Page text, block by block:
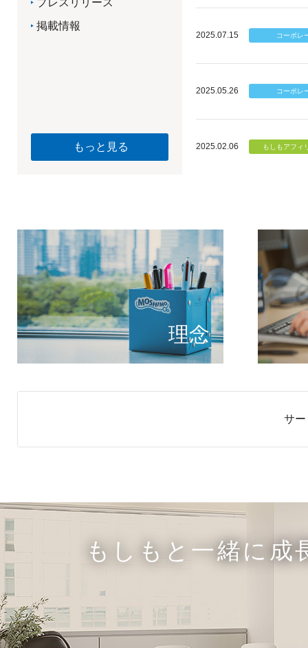
プレスリリース
掲載情報
もっと見る
2025.07.15
2025.05.26
2025.02.06
理念
個のチ
もしもが描く未
サ
もしもと一緒に成